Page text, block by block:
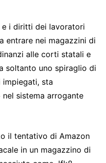
i diritti dei lavoratori
entrare nei magazzini di
alle corti statali e
soltanto uno spiraglio di
sta
sistema arrogante
il tentativo di Amazon
in un magazzino di